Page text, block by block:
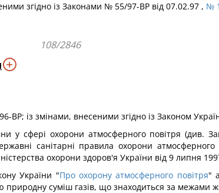
згідно із Законами № 55/97-ВР від 07.02.97 , №
108/2846
ВР; із змінами, внесеними згідно із Законом
у сфері охорони атмосферного повітря (див.
санітарні правила охорони
охорони здоров'я України від 9 липня
України "Про охорону атмосферного повітря"
суміш газів, що знаходиться за межами